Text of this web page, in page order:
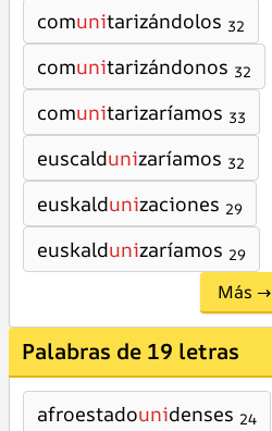
comunitarizándolos 32
comunitarizándonos 32
comunitarizaríamos 33
euscaldunizaríamos 32
euskaldunizaciones 29
euskaldunizaríamos 29
Más →
Palabras de 19 letras
afroestadounidenses 24